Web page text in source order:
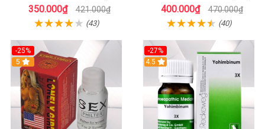
dạng nước chính hãng Mỹ
350.000₫ 421.000₫
(43)
nhập khẩu
400.000₫ 470.000₫
(40)
-25%
5
-27%
4.5